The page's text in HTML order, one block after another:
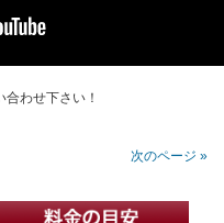
わせ下さい！
次のページ »